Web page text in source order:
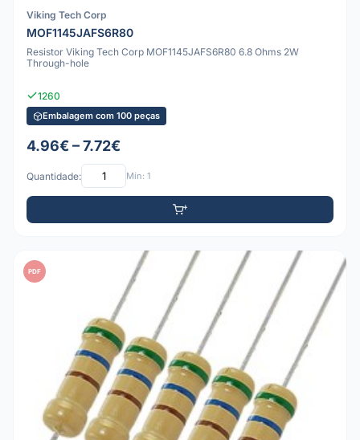
Viking Tech Corp
MOF1145JAFS6R80
Resistor Viking Tech Corp MOF1145JAFS6R80 6.8 Ohms 2W
Through-hole
1260
Embalagem com 100 peças
4.96€ – 7.72€
Quantidade: Mín: 1
PDF